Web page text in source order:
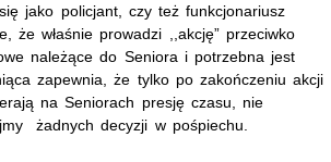
jako policjant, czy też funkcjonariusz
że właśnie prowadzi ,,akcję” przeciwko
należące do Seniora i potrzebna jest
zapewnia, że tylko po zakończeniu akcji
na Seniorach presję czasu, nie
żadnych decyzji w pośpiechu.